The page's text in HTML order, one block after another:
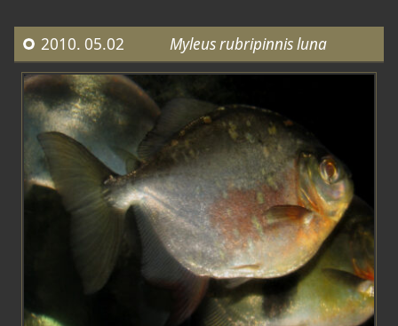
2010. 05.02 Myleus rubripinnis luna